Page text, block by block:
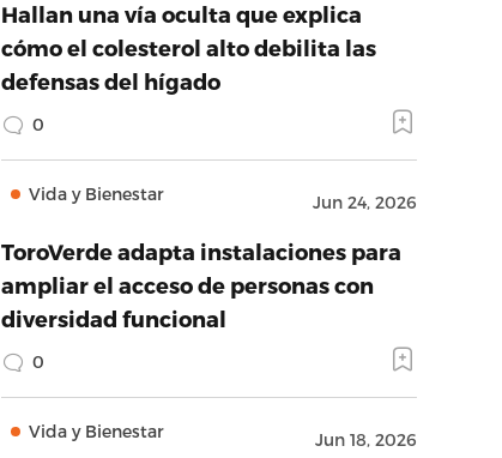
Hallan una vía oculta que explica
cómo el colesterol alto debilita las
defensas del hígado
0
Vida y Bienestar Jun 24, 2026
ToroVerde adapta instalaciones para
ampliar el acceso de personas con
diversidad funcional
0
Vida y Bienestar Jun 18, 2026